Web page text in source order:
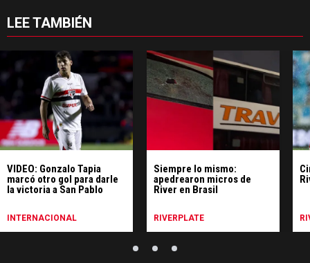
LEE TAMBIÉN
VIDEO: Gonzalo Tapia
marcó otro gol para darle
la victoria a San Pablo
INTERNACIONAL
Siempre lo mismo:
apedrearon micros de
River en Brasil
RIVERPLATE